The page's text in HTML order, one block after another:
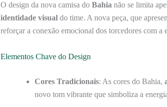
O design da nova camisa do Bahia não se limita
identidade visual do time. A nova peça, que
reforçar a conexão emocional dos torcedores com a
Elementos Chave do Design
Cores Tradicionais: As cores do Bahia,
novo tom vibrante que simboliza a